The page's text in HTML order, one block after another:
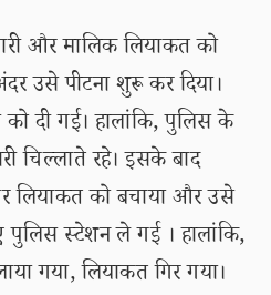
और मालिक लियाकत को
उसे पीटना शुरू कर दिया।
दी गई। हालांकि, पुलिस के
चिल्लाते रहे। इसके बाद
लियाकत को बचाया और उसे
पुलिस स्टेशन ले गई । हालांकि,
गया, लियाकत गिर गया।